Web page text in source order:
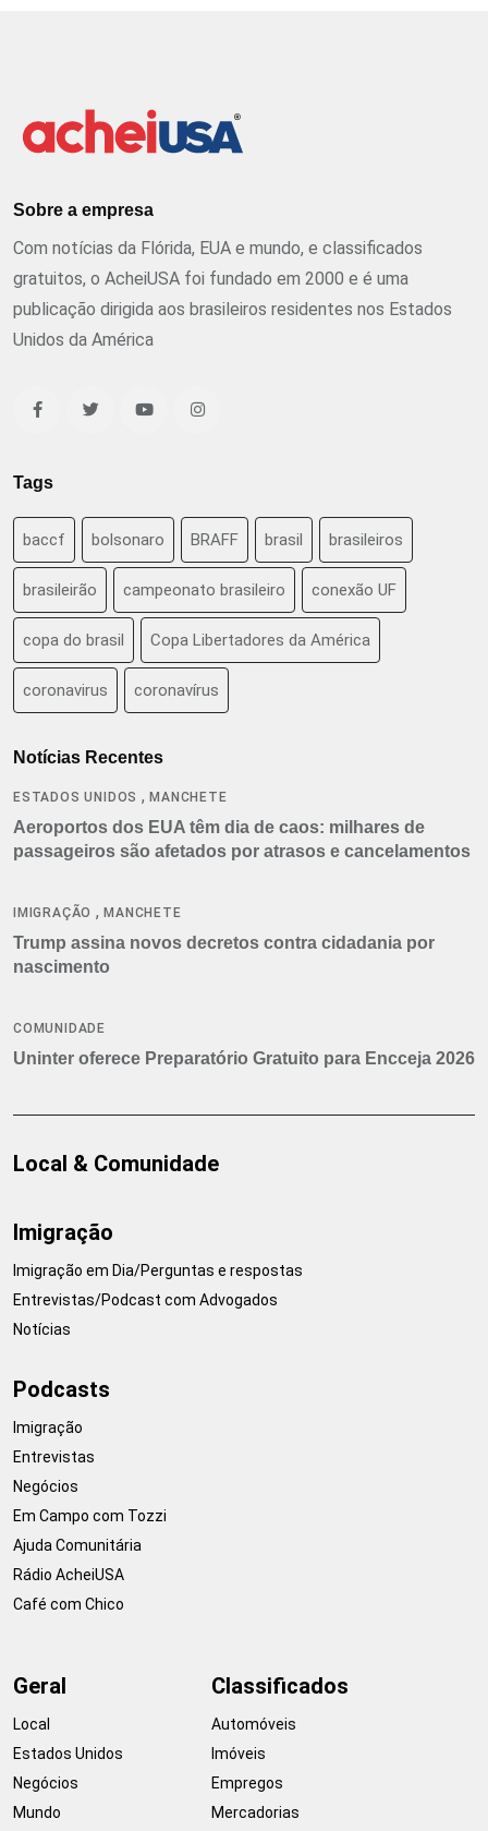
Sobre a empresa
Com notícias da Flórida, EUA e mundo, e classificados
gratuitos, o AcheiUSA foi fundado em 2000 e é uma
publicação dirigida aos brasileiros residentes nos Estados
Unidos da América
Tags
baccf bolsonaro BRAFF brasil brasileiros
brasileirão campeonato brasileiro conexão UF
copa do brasil Copa Libertadores da América
coronavirus coronavírus
Notícias Recentes
ESTADOS UNIDOS ,MANCHETE
Aeroportos dos EUA têm dia de caos: milhares de
passageiros são afetados por atrasos e cancelamentos
IMIGRAÇÃO ,MANCHETE
Trump assina novos decretos contra cidadania por
nascimento
COMUNIDADE
Uninter oferece Preparatório Gratuito para Encceja 2026
Local & Comunidade
Imigração
Imigração em Dia/Perguntas e respostas
Entrevistas/Podcast com Advogados
Notícias
Podcasts
Imigração
Entrevistas
Negócios
Em Campo com Tozzi
Ajuda Comunitária
Rádio AcheiUSA
Café com Chico
Geral
Local
Estados Unidos
Negócios
Mundo
Classificados
Automóveis
Imóveis
Empregos
Mercadorias